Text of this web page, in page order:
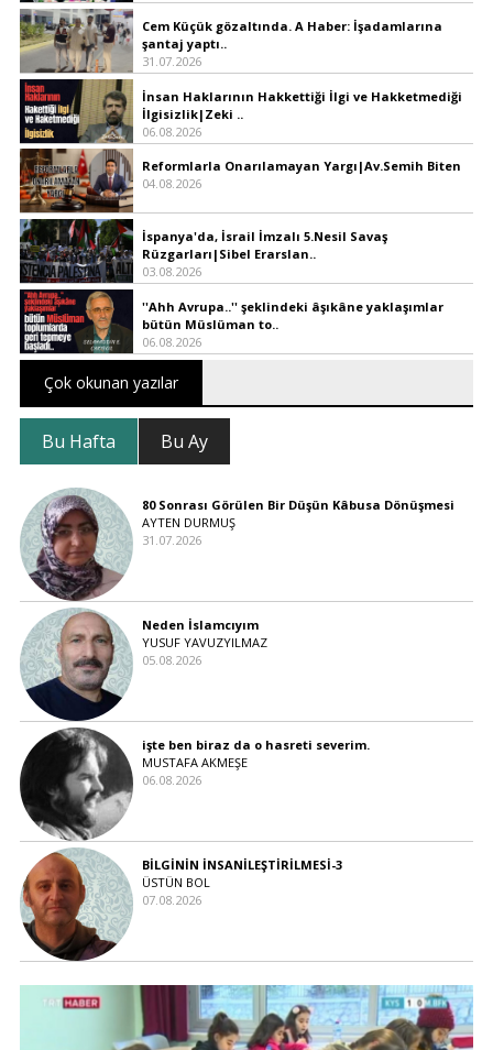
Cem Küçük gözaltında. A Haber: İşadamlarına
şantaj yaptı..
31.07.2026
İnsan Haklarının Hakkettiği İlgi ve Hakketmediği
İlgisizlik|Zeki ..
06.08.2026
Reformlarla Onarılamayan Yargı|Av.Semih Biten
04.08.2026
İspanya'da, İsrail İmzalı 5.Nesil Savaş
Rüzgarları|Sibel Erarslan..
03.08.2026
''Ahh Avrupa..'' şeklindeki âşıkâne yaklaşımlar
bütün Müslüman to..
06.08.2026
Çok okunan yazılar
Bu Hafta Bu Ay
80 Sonrası Görülen Bir Düşün Kâbusa Dönüşmesi
AYTEN DURMUŞ
31.07.2026
Neden İslamcıyım
YUSUF YAVUZYILMAZ
05.08.2026
işte ben biraz da o hasreti severim.
MUSTAFA AKMEŞE
06.08.2026
BİLGİNİN İNSANİLEŞTİRİLMESİ-3
ÜSTÜN BOL
07.08.2026